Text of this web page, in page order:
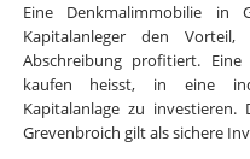
Eine Denkmalimmobilie in
Kapitalanleger den
Abschreibung profitiert.
kaufen heisst, in eine
Kapitalanlage zu
Grevenbroich gilt als sichere